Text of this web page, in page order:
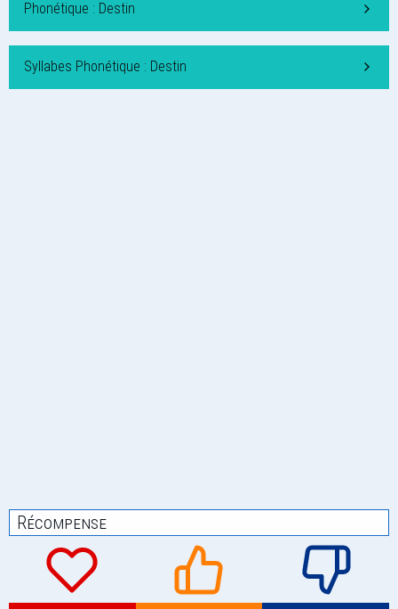
Phonétique : Destin
Syllabes Phonétique : Destin
Récompense